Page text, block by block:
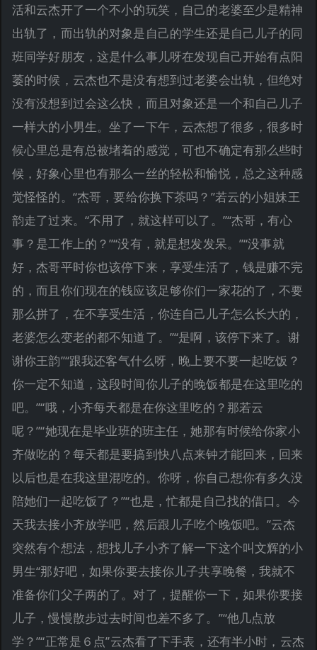
活和云杰开了一个不小的玩笑，自己的老婆至少是精神
出轨了，而出轨的对象是自己的学生还是自己儿子的同
班同学好朋友，这是什么事儿呀在发现自己开始有点阳
萎的时候，云杰也不是没有想到过老婆会出轨，但绝对
没有没想到过会这么快，而且对象还是一个和自己儿子
一样大的小男生。坐了一下午，云杰想了很多，很多时
候心里总是有总被堵着的感觉，可也不确定有那么些时
候，好象心里也有那么一丝的轻松和愉悦，总之这种感
觉怪怪的。“杰哥，要给你换下茶吗？”若云的小姐妹王
韵走了过来。“不用了，就这样可以了。”“杰哥，有心
事？是工作上的？”“没有，就是想发发呆。”“没事就
好，杰哥平时你也该停下来，享受生活了，钱是赚不完
的，而且你们现在的钱应该足够你们一家花的了，不要
那么拼了，在不享受生活，你连自己儿子怎么长大的，
老婆怎么变老的都不知道了。”“是啊，该停下来了。谢
谢你王韵”“跟我还客气什么呀，晚上要不要一起吃饭？
你一定不知道，这段时间你儿子的晚饭都是在这里吃的
吧。”“哦，小齐每天都是在你这里吃的？那若云
呢？”“她现在是毕业班的班主任，她那有时候给你家小
齐做吃的？每天都是要搞到快八点来钟才能回来，回来
以后也是在我这里混吃的。你呀，你自己想你有多久没
陪她们一起吃饭了？”“也是，忙都是自己找的借口。今
天我去接小齐放学吧，然后跟儿子吃个晚饭吧。”云杰
突然有个想法，想找儿子小齐了解一下这个叫文辉的小
男生“那好吧，如果你要去接你儿子共享晚餐，我就不
准备你们父子两的了。对了，提醒你一下，如果你要接
儿子，慢慢散步过去时间也差不多了。”“他几点放
学？”“正常是６点”云杰看了下手表，还有半小时，云杰